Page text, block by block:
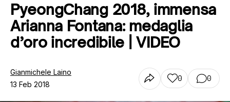
Tutti gli articoli
Chi siamo
PyeongChang 2018, immensa
Arianna Fontana: medaglia
d’oro incredibile | VIDEO
Gianmichele Laino
13 Feb 2018
0 0